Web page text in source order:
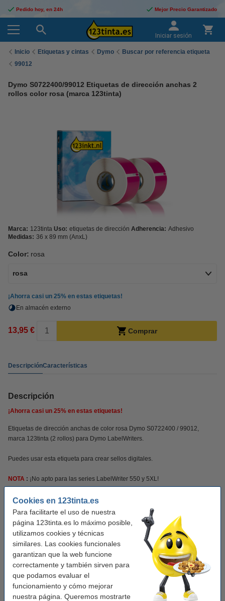
Cookies en 123tinta.es
Para facilitarte el uso de nuestra
página 123tinta.es lo máximo posible,
utilizamos cookies y técnicas
similares. Las cookies funcionales
garantizan que la web funcione
correctamente y también sirven para
que podamos evaluar el
funcionamiento y cómo mejorar
nuestra página. Queremos mostrarte
Pedido hoy, en 24h Mejor Precio Garantizado
Iniciar sesión
Inicio Etiquetas y cintas Dymo
Buscar por referencia etiqueta
99012
Dymo S0722400/99012 Etiquetas de dirección anchas 2
rollos color rosa (marca 123tinta)
Marca: 123tinta Uso: etiquetas de dirección Adherencia: Adhesivo
Medidas: 36 x 89 mm (AnxL)
Color: rosa
rosa
¡Ahorra casi un 25% en estas etiquetas!
En almacén externo
13,95 € Comprar
DescripciónCaracterísticas
Descripción
¡Ahorra casi un 25% en estas etiquetas!
Etiquetas de dirección anchas de color rosa Dymo S0722400 / 99012,
marca 123tinta (2 rollos) para Dymo LabelWriters.
Puedes usar esta etiqueta para crear sellos digitales.
NOTA : ¡No apto para las series LabelWriter 550 y 5XL!
¡Verás la diferencia en tu cartera!
Este producto marca 123tinta incluye garantía del 100%. 1-2-3 ¡sin preocupaciones!
Características
123tinta
Uso: etiquetas de dirección